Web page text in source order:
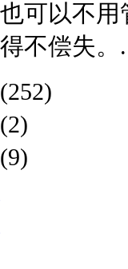
可以不
不偿失。​